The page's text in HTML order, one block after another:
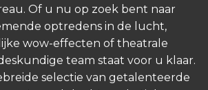
Of u nu op zoek bent naar
optredens in de lucht,
wow-effecten of theatrale
team staat voor u klaar.
selectie van getalenteerde